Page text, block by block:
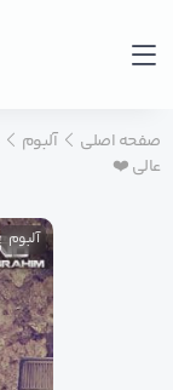
صفحه اصلی آلبوم
عالی ❤️
آلبوم